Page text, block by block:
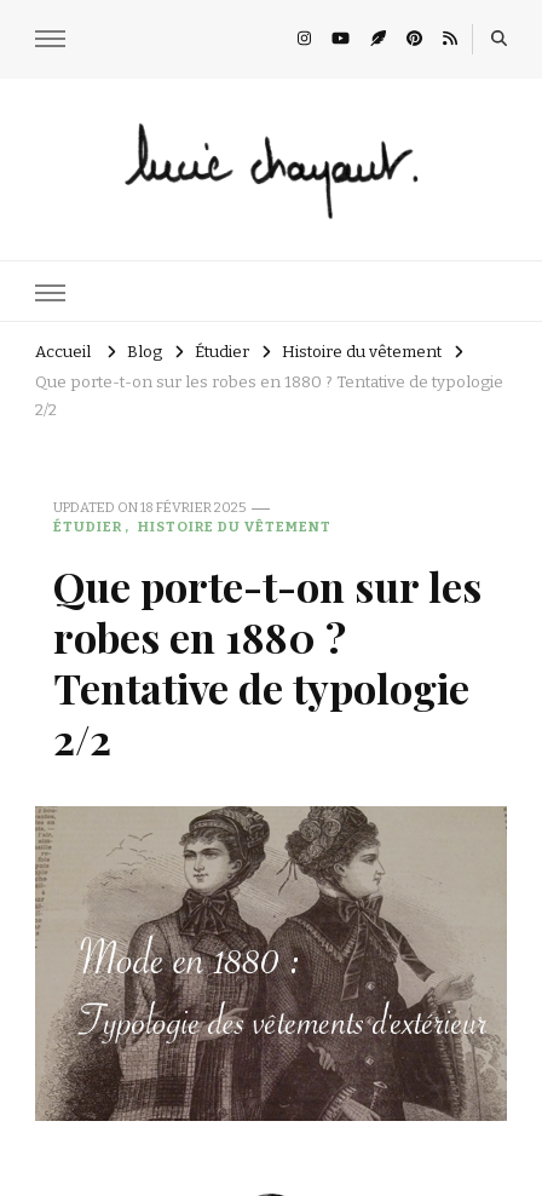
Lucie Choupaut
Accueil Blog Étudier
Histoire du vêtement
Que porte-t-on sur les robes en 1880 ? Tentative de typologie
2/2
UPDATED ON18 FÉVRIER 2025
ÉTUDIER
HISTOIRE DU VÊTEMENT
Que porte-t-on sur les
robes en 1880 ?
Tentative de typologie
2/2